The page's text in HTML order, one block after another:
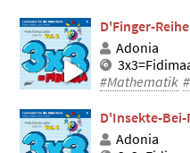
D'Finger-
Adonia
#Mathematik
D'Insekte-Bei-
Adonia